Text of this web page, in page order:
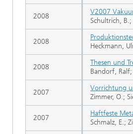
V2007
Schultrich,
Heckmann,
Thesen und
Bandorf,
Vorrichtung
Zimmer, O.;
Haftfeste
Schmalz, E.;
2008
2008
2008
2007
2007